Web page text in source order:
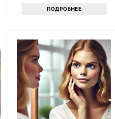
ПОДРОБНЕЕ